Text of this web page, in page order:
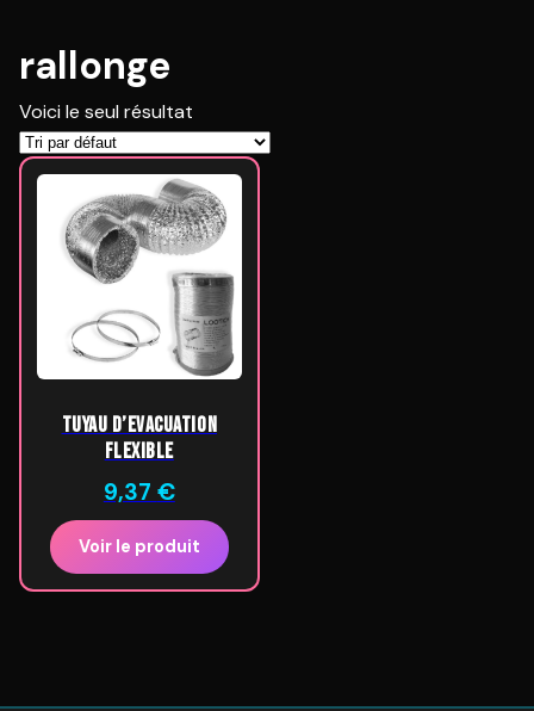
rallonge
Voici le seul résultat
Tuyau d’Evacuation
Flexible
9,37 €
Voir le produit